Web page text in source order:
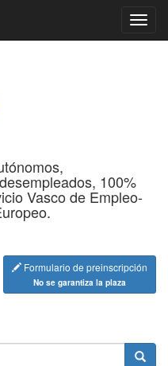
100%
Vasco de Empleo-
Formulario de preinscripción
No se garantiza la plaza